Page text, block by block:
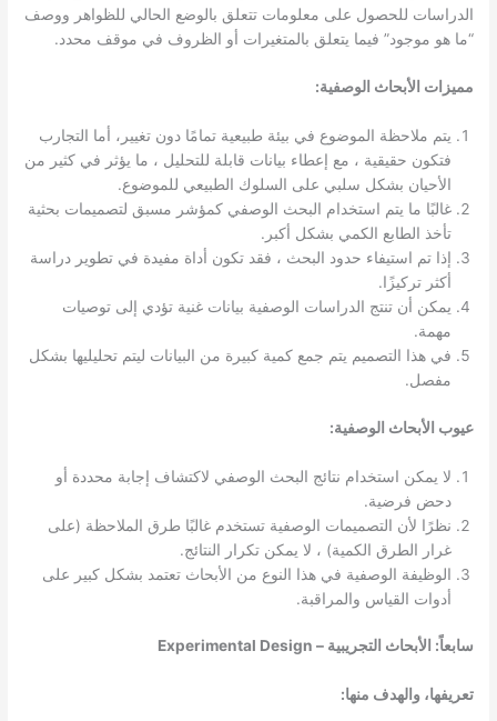
الدراسات للحصول على معلومات تتعلق بالوضع الحالي للظواهر ووصف
“ما هو موجود” فيما يتعلق بالمتغيرات أو الظروف في موقف محدد.
مميزات الأبحاث الوصفية:
يتم ملاحظة الموضوع في بيئة طبيعية تمامًا دون تغيير، أما التجارب
فتكون حقيقية ، مع إعطاء بيانات قابلة للتحليل ، ما يؤثر في كثير من
الأحيان بشكل سلبي على السلوك الطبيعي للموضوع.
غالبًا ما يتم استخدام البحث الوصفي كمؤشر مسبق لتصميمات بحثية
تأخذ الطابع الكمي بشكل أكبر.
إذا تم استيفاء حدود البحث ، فقد تكون أداة مفيدة في تطوير دراسة
أكثر تركيزًا.
يمكن أن تنتج الدراسات الوصفية بيانات غنية تؤدي إلى توصيات
مهمة.
في هذا التصميم يتم جمع كمية كبيرة من البيانات ليتم تحليليها بشكل
مفصل.
عيوب الأبحاث الوصفية:
لا يمكن استخدام نتائج البحث الوصفي لاكتشاف إجابة محددة أو
دحض فرضية.
نظرًا لأن التصميمات الوصفية تستخدم غالبًا طرق الملاحظة (على
غرار الطرق الكمية) ، لا يمكن تكرار النتائج.
الوظيفة الوصفية في هذا النوع من الأبحاث تعتمد بشكل كبير على
أدوات القياس والمراقبة.
سابعاً: الأبحاث التجريبية – Experimental Design
تعريفها، والهدف منها: